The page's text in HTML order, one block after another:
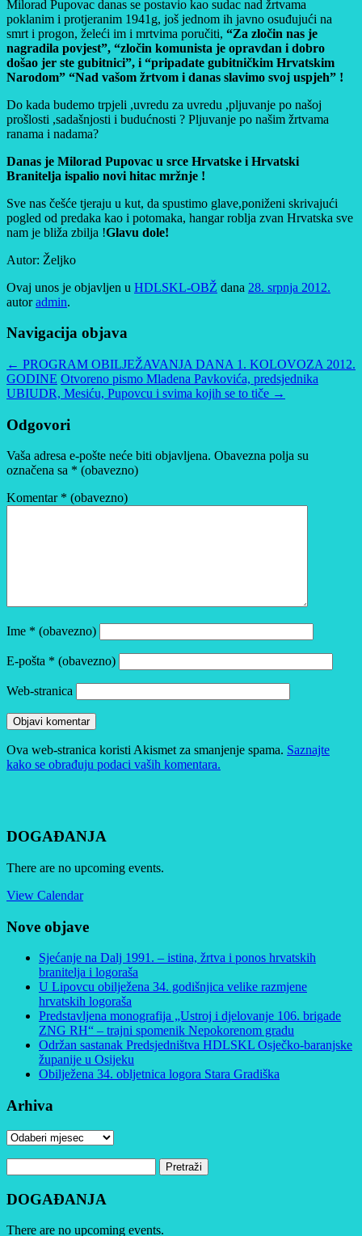
Milorad Pupovac danas se postavio kao sudac nad žrtvama
poklanim i protjeranim 1941g, još jednom ih javno osuđujući na
smrt i progon, želeći im i mrtvima poručiti, “Za zločin nas je
nagradila povjest”, “zločin komunista je opravdan i dobro
došao jer ste gubitnici”, i “pripadate gubitničkim Hrvatskim
Narodom” “Nad vašom žrtvom i danas slavimo svoj uspjeh” !
Do kada budemo trpjeli ,uvredu za uvredu ,pljuvanje po našoj
prošlosti ,sadašnjosti i budućnosti ? Pljuvanje po našim žrtvama
ranama i nadama?
Danas je Milorad Pupovac u srce Hrvatske i Hrvatski
Branitelja ispalio novi hitac mržnje !
Sve nas češće tjeraju u kut, da spustimo glave,poniženi skrivajući
pogled od predaka kao i potomaka, hangar roblja zvan Hrvatska sve
nam je bliža zbilja !Glavu dole!
Autor: Željko
Ovaj unos je objavljen u HDLSKL-OBŽ dana 28. srpnja 2012.
autoradmin.
Navigacija objava
← PROGRAM OBILJEŽAVANJA DANA 1. KOLOVOZA 2012.
GODINE Otvoreno pismo Mladena Pavkovića, predsjednika
UBIUDR, Mesiću, Pupovcu i svima kojih se to tiče →
Odgovori
Vaša adresa e-pošte neće biti objavljena. Obavezna polja su
označena sa * (obavezno)
Komentar * (obavezno)
Ime * (obavezno)
E-pošta * (obavezno)
Web-stranica
Ova web-stranica koristi Akismet za smanjenje spama. Saznajte
kako se obrađuju podaci vaših komentara.
DOGAĐANJA
There are no upcoming events.
View Calendar
Nove objave
Sjećanje na Dalj 1991. – istina, žrtva i ponos hrvatskih
branitelja i logoraša
U Lipovcu obilježena 34. godišnjica velike razmjene
hrvatskih logoraša
Predstavljena monografija „Ustroj i djelovanje 106. brigade
ZNG RH“ – trajni spomenik Nepokorenom gradu
Održan sastanak Predsjedništva HDLSKL Osječko-baranjske
županije u Osijeku
Obilježena 34. obljetnica logora Stara Gradiška
Arhiva
Arhiva
DOGAĐANJA
There are no upcoming events.